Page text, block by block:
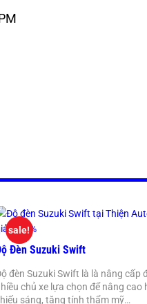
Đèn Suzuki Swift
đèn Suzuki Swift là là nâng cấp
chủ xe lựa chọn để nâng cao
sáng, tăng tính thẩm mỹ…
sale!